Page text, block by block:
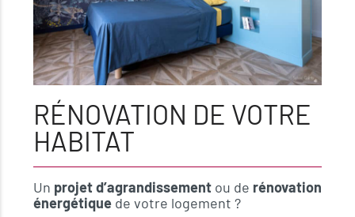
RÉNOVATION DE VOTRE
HABITAT
Un projet d’agrandissement ou de rénovation
énergétique de votre logement ?